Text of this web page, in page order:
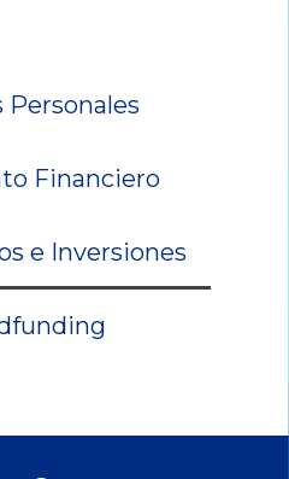
Personales
Financiero
e Inversiones